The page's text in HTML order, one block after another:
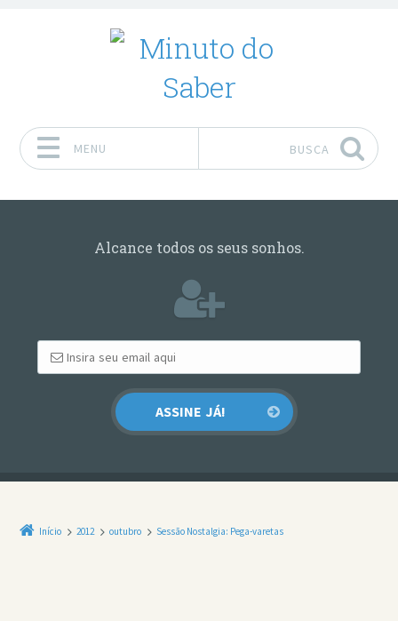
MENU BUSCA
Alcance todos os seus sonhos.
Início 2012 outubro Sessão Nostalgia: Pega-varetas